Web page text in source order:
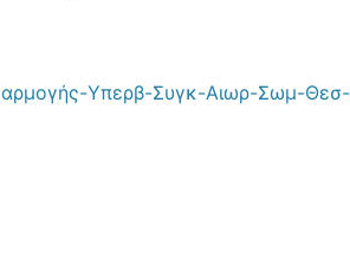
Yπερβ-Συγκ-Αιωρ-Σωμ-